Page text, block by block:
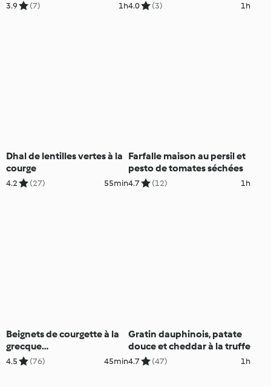
3.9 (7) 1h4.0 (3) 1h
Dhal de lentilles vertes à la
courge
4.2 (27) 55min
Farfalle maison au persil et
pesto de tomates séchées
4.7 (12) 1h
Beignets de courgette à la
grecque
(Kolokithokeftedes)
4.5 (76) 45min
Gratin dauphinois, patate
douce et cheddar à la truffe
4.7 (47) 1h